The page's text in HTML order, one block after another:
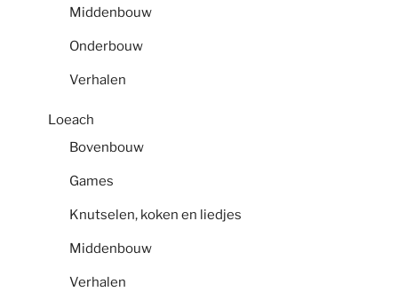
Middenbouw
Onderbouw
Verhalen
Loeach
Bovenbouw
Games
Knutselen, koken en liedjes
Middenbouw
Verhalen